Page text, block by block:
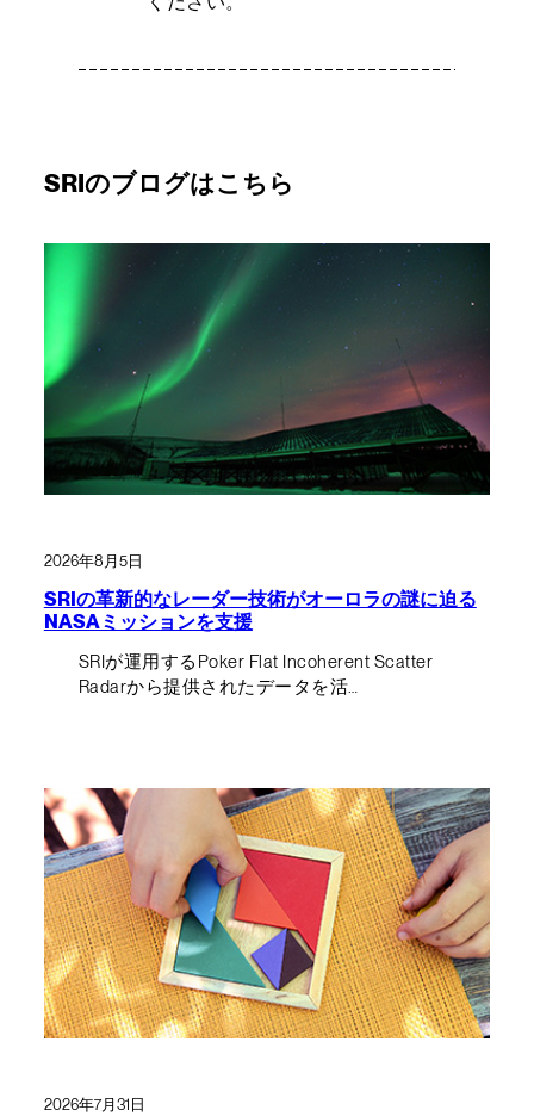
SRIのブログはこちら
2026年8月5日
SRIの革新的なレーダー技術がオーロラの謎に迫る
NASAミッションを支援
SRIが運用するPoker Flat Incoherent Scatter
Radarから提供されたデータを活…
2026年7月31日